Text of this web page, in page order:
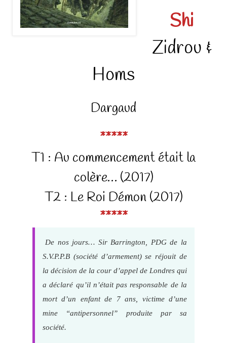
Shi
Zidrou &
Homs
Dargaud
*****
T1 : Au commencement était la
colère… (2017)
T2 : Le Roi Démon (2017)
*****
De nos jours… Sir Barrington, PDG de la
S.V.P.P.B (société d’armement) se réjouit de
la décision de la cour d’appel de Londres qui
a déclaré qu’il n’était pas responsable de la
mort d’un enfant de 7 ans, victime d’une
mine “antipersonnel” produite par sa
société.